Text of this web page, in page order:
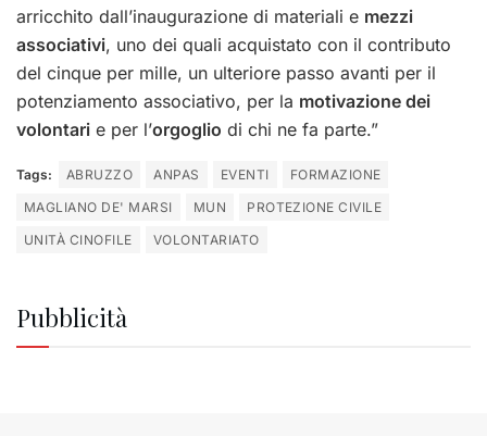
arricchito dall’inaugurazione di materiali e mezzi
associativi, uno dei quali acquistato con il contributo
del cinque per mille, un ulteriore passo avanti per il
potenziamento associativo, per la motivazione dei
volontari e per l’orgoglio di chi ne fa parte.”
Tags: ABRUZZO ANPAS EVENTI
FORMAZIONE
MAGLIANO DE' MARSI
MUN
PROTEZIONE CIVILE
UNITÀ CINOFILE
VOLONTARIATO
Pubblicità